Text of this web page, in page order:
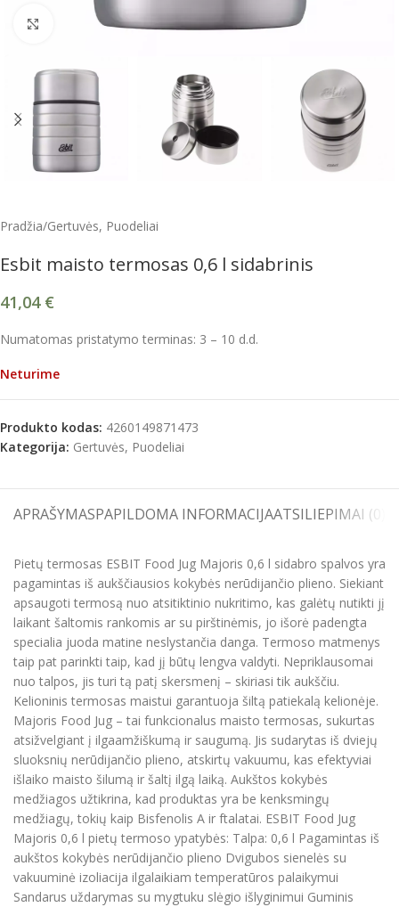
Spustelėkite, kad padidintumėte
Pradžia/Gertuvės, Puodeliai
Esbit maisto termosas 0,6 l sidabrinis
41,04 €
Numatomas pristatymo terminas: 3 – 10 d.d.
Neturime
Produkto kodas: 4260149871473
Kategorija: Gertuvės, Puodeliai
APRAŠYMASPAPILDOMA INFORMACIJAATSILIEPIMAI (0)
Pietų termosas ESBIT Food Jug Majoris 0,6 l sidabro spalvos yra
pagamintas iš aukščiausios kokybės nerūdijančio plieno. Siekiant
apsaugoti termosą nuo atsitiktinio nukritimo, kas galėtų nutikti jį
laikant šaltomis rankomis ar su pirštinėmis, jo išorė padengta
specialia juoda matine neslystančia danga. Termoso matmenys
taip pat parinkti taip, kad jį būtų lengva valdyti. Nepriklausomai
nuo talpos, jis turi tą patį skersmenį – skiriasi tik aukščiu.
Kelioninis termosas maistui garantuoja šiltą patiekalą kelionėje.
Majoris Food Jug – tai funkcionalus maisto termosas, sukurtas
atsižvelgiant į ilgaamžiškumą ir saugumą. Jis sudarytas iš dviejų
sluoksnių nerūdijančio plieno, atskirtų vakuumu, kas efektyviai
išlaiko maisto šilumą ir šaltį ilgą laiką. Aukštos kokybės
medžiagos užtikrina, kad produktas yra be kenksmingų
medžiagų, tokių kaip Bisfenolis A ir ftalatai. ESBIT Food Jug
Majoris 0,6 l pietų termoso ypatybės: Talpa: 0,6 l Pagamintas iš
aukštos kokybės nerūdijančio plieno Dvigubos sienelės su
vakuuminė izoliacija ilgalaikiam temperatūros palaikymui
Sandarus uždarymas su mygtuku slėgio išlyginimui Guminis